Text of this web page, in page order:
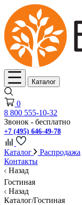
Каталог
0
8 800 555-10-32
Звонок - бесплатно
+7 (495) 646-49-78
Каталог Распродажа
Контакты
Назад
Гостиная
Назад
Каталог/Гостиная